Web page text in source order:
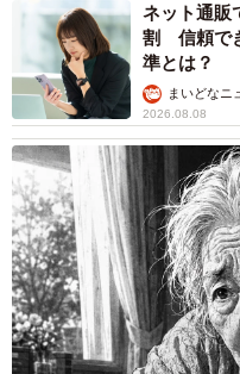
ネット通販
割 信頼で
準とは？
まいどなニ
2026.08.08